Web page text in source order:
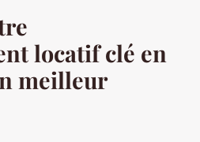
locatif clé en
meilleur